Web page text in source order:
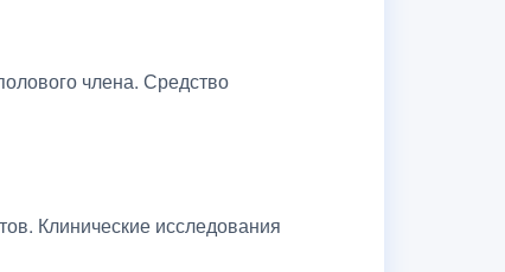
члена. Средство
Клинические исследования